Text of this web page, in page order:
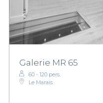
Galerie MR 65
60 - 120 pers.
Le Marais